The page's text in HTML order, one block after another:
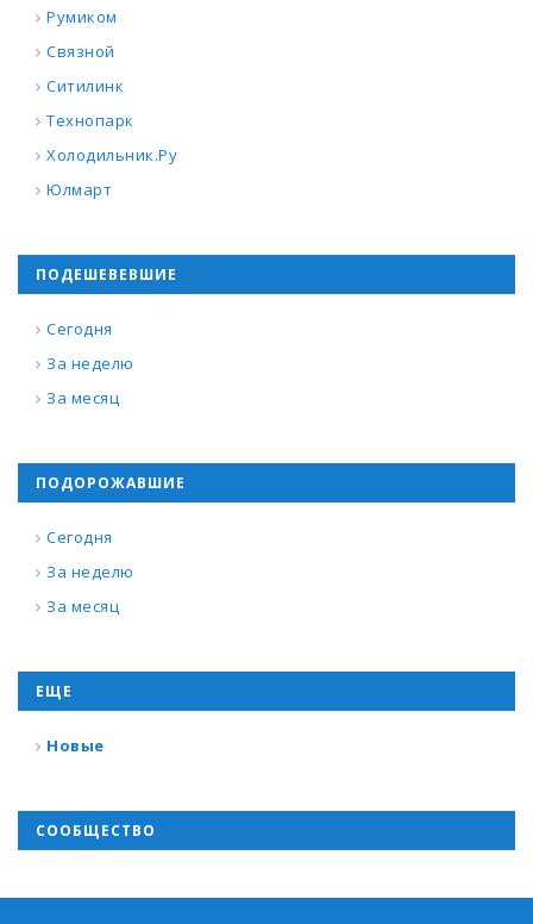
Румиком
Связной
Ситилинк
Технопарк
Холодильник.Ру
Юлмарт
ПОДЕШЕВЕВШИЕ
Сегодня
За неделю
За месяц
ПОДОРОЖАВШИЕ
Сегодня
За неделю
За месяц
ЕЩЕ
Новые
СООБЩЕСТВО